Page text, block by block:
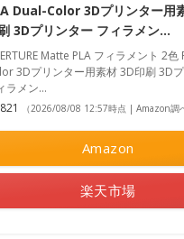
Dual-Color 3Dプリンター用
3Dプリンター フィラメン…
Matte PLA フィラメント 2色
3Dプリンター用素材 3D印刷 3D
ラメン…
（2026/08/08 12:57時点 | Amazon調
Amazon
楽天市場